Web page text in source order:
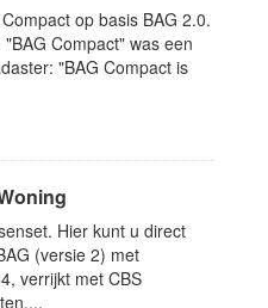
op basis BAG 2.0.
Compact" was een
"BAG Compact is
Hier kunt u direct
(versie 2) met
verrijkt met CBS